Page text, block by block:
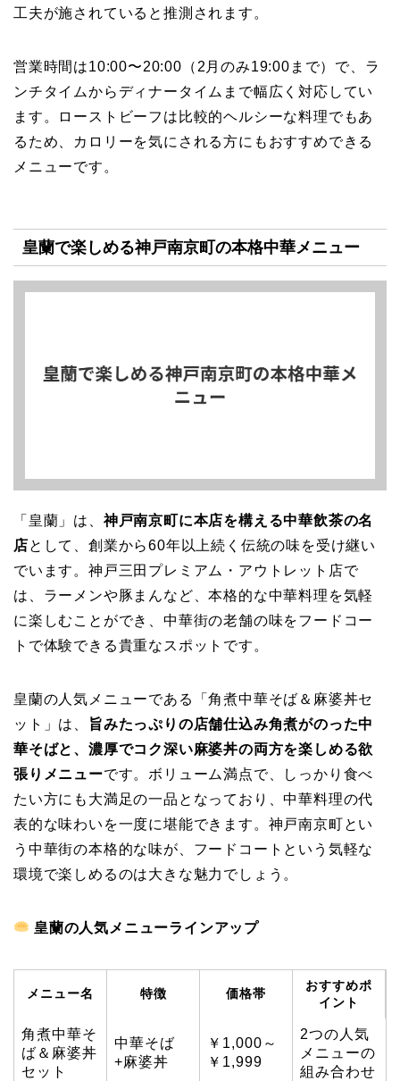
工夫が施されていると推測されます。
営業時間は10:00〜20:00（2月のみ19:00まで）で、ラ
ンチタイムからディナータイムまで幅広く対応してい
ます。ローストビーフは比較的ヘルシーな料理でもあ
るため、カロリーを気にされる方にもおすすめできる
メニューです。
皇蘭で楽しめる神戸南京町の本格中華メニュー
「皇蘭」は、 神戸南京町に本店を構える中華飲茶の名
店として、創業から60年以上続く伝統の味を受け継い
でいます。神戸三田プレミアム・アウトレット店で
は、ラーメンや豚まんなど、本格的な中華料理を気軽
に楽しむことができ、中華街の老舗の味をフードコー
トで体験できる貴重なスポットです。
皇蘭の人気メニューである「角煮中華そば＆麻婆丼セ
ット」は、
旨みたっぷりの店舗仕込み角煮がのった中
華そばと、濃厚でコク深い麻婆丼の両方を楽しめる欲
張りメニューです。ボリューム満点で、しっかり食べ
たい方にも大満足の一品となっており、中華料理の代
表的な味わいを一度に堪能できます。神戸南京町とい
う中華街の本格的な味が、フードコートという気軽な
環境で楽しめるのは大きな魅力でしょう。
皇蘭の人気メニューラインアップ
メニュー名 特徴 価格帯
おすすめポ
イント
角煮中華そ
ば＆麻婆丼
セット
中華そば
+麻婆丼
￥1,000～
￥1,999
2つの人気
メニューの
組み合わせ